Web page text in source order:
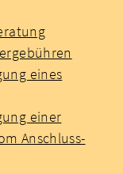
eines
einer
Anschluss-